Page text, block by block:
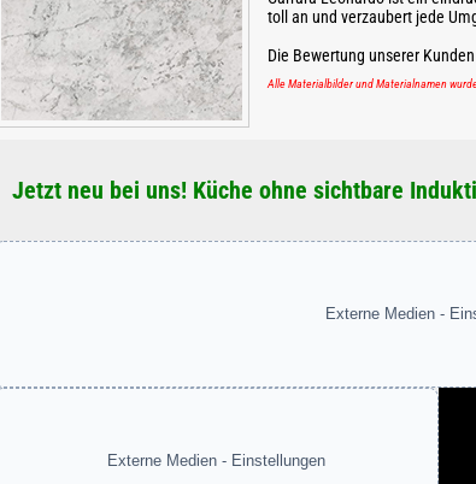
toll an und verzaubert jede
Die Bewertung unserer
Alle Materialbilder und Materialnamen
Jetzt neu bei uns! Küche ohne sichtbare
Externe Medien -
Externe Medien - Einstellungen